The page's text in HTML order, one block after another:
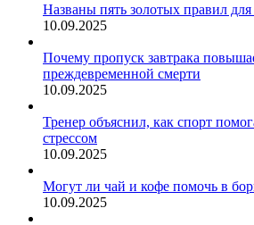
Названы пять золотых правил для
10.09.2025
Почему пропуск завтрака
преждевременной смерти
10.09.2025
Тренер объяснил, как спорт
стрессом
10.09.2025
Могут ли чай и кофе помочь в
10.09.2025